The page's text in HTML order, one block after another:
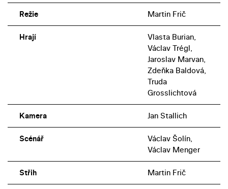
Režie Martin Frič
Hrají
Vlasta Burian,
Václav Trégl,
Jaroslav Marvan,
Zdeňka Baldová,
Truda
Grosslichtová
Kamera Jan Stallich
Scénář
Václav Šolín,
Václav Menger
Střih Martin Frič